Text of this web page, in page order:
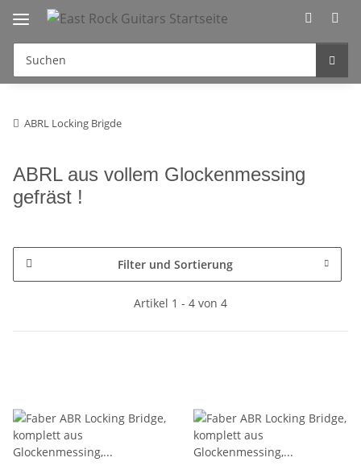
ABRL Locking Brigde
ABRL aus vollem Glockenmessing
gefräst !
Filter und Sortierung
Artikel 1 - 4 von 4